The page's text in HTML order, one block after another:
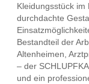
Kleidungsstück im
durchdachte
Bestandteil der
Altenheimen,
– der
und ein